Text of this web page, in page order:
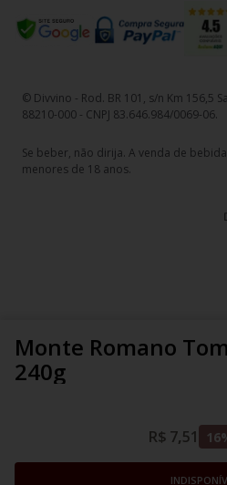
Monte Romano
240g
R$ 7,51 16
© Divvino - Rod. BR 101, s/n Km 156,5
88210-000 - CNPJ 83.646.984/0069-06.
Se beber, não dirija. A venda de
menores de 18 anos.